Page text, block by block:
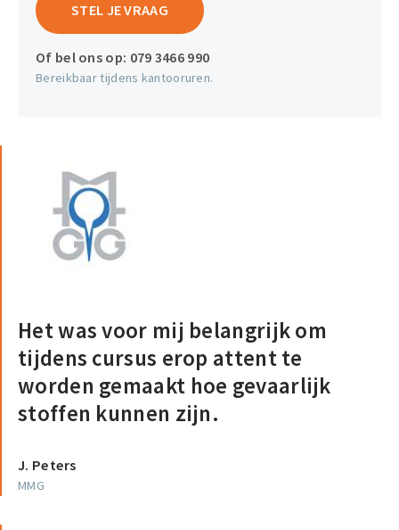
STEL JE VRAAG
Of bel ons op: 079 3466 990
Bereikbaar tijdens kantooruren.
Het was voor mij belangrijk om
tijdens cursus erop attent te
worden gemaakt hoe gevaarlijk
stoffen kunnen zijn.
J. Peters
MMG